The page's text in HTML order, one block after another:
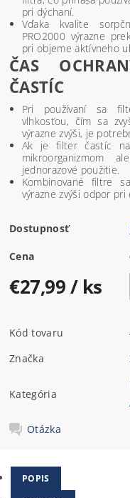
pri dýchaní.
Vďaka kvalite
PRO2000 výrazne
pri objeme aktívneho
ČAS
ČASTÍC
Pri používaní sa
vlhkosťou, čím sa
výrazne zvýši, je
Ak je filter častíc
mikroorganizmom
jednorazové použitie.
Kombinované filtre
výrazne zvýši odpor pri
Dostupnosť
Cena
€27,99/ ks
Kód tovaru
Značka
Kategória
Otázka
POPIS